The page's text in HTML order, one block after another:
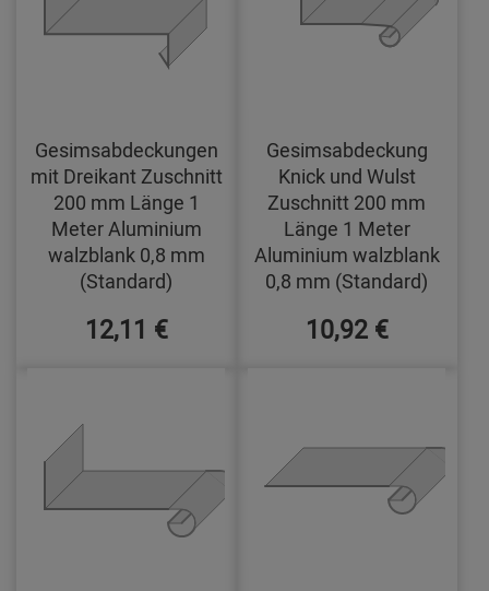
Gesimsabdeckungen
mit Dreikant Zuschnitt
200 mm Länge 1
Meter Aluminium
walzblank 0,8 mm
(Standard)
12,11 €
Gesimsabdeckung
Knick und Wulst
Zuschnitt 200 mm
Länge 1 Meter
Aluminium walzblank
0,8 mm (Standard)
10,92 €